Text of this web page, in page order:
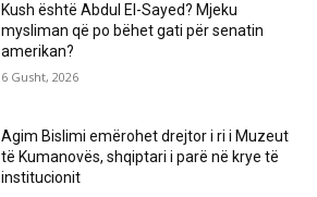
Kush është Abdul El-Sayed? Mjeku
mysliman që po bëhet gati për senatin
amerikan?
6 Gusht, 2026
Agim Bislimi emërohet drejtor i ri i Muzeut
të Kumanovës, shqiptari i parë në krye të
institucionit